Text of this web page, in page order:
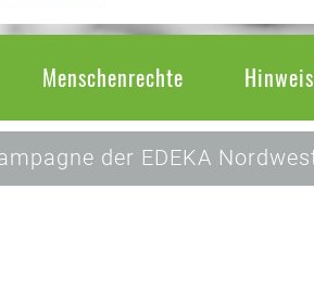
Menschenrechte
der EDEKA